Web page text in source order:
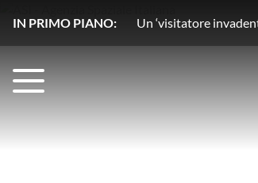
IN PRIMO PIANO: Un copilota ‘stellare’